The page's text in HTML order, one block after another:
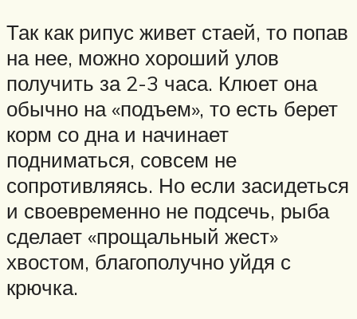
Так как рипус живет стаей, то попав
на нее, можно хороший улов
получить за 2-3 часа. Клюет она
обычно на «подъем», то есть берет
корм со дна и начинает
подниматься, совсем не
сопротивляясь. Но если засидеться
и своевременно не подсечь, рыба
сделает «прощальный жест»
хвостом, благополучно уйдя с
крючка.